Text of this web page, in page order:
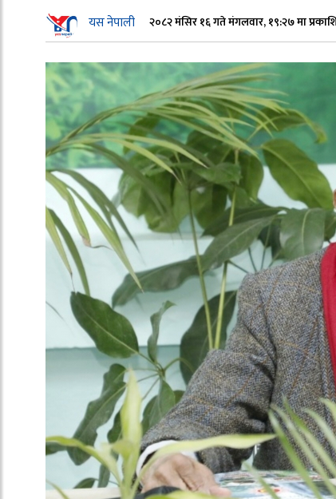
यस नेपाली २०८२ मंसिर १६ गते मंगलवार, १९:२७ मा